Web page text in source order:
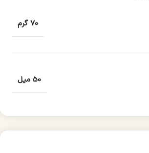
70 گرم
50 میل